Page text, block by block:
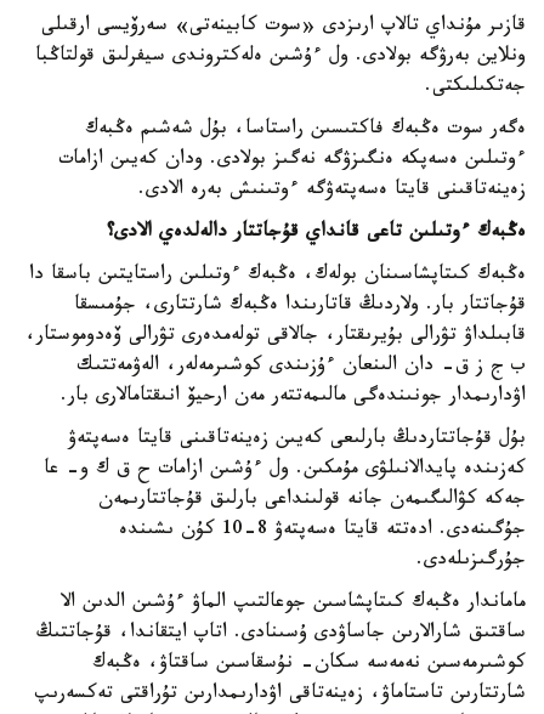
قازىر مۇنداي تالاپ ارىزدى «سوت كابينەتى» سەرۆيسى ارقىلى
ونلاين بەرۋگە بولادى. ول ءۇشىن ەلەكتروندى سيفرلىق قولتاڭبا
جەتكىلىكتى.
ەگەر سوت ەڭبەك فاكتىسىن راستاسا، بۇل شەشىم ەڭبەك
ءوتىلىن ەسەپكە ەنگىزۋگە نەگىز بولادى. ودان كەيىن ازامات
زەينەتاقىنى قايتا ەسەپتەۋگە ءوتىنىش بەرە الادى.
ەڭبەك ءوتىلىن تاعى قانداي قۇجاتتار دالەلدەي الادى؟
ەڭبەك كىتاپشاسىنان بولەك، ەڭبەك ءوتىلىن راستايتىن باسقا دا
قۇجاتتار بار. ولاردىڭ قاتارىندا ەڭبەك شارتتارى، جۇمىسقا
قابىلداۋ تۋرالى بۇيرىقتار، جالاقى تولەمدەرى تۋرالى ۆەدوموستار،
ب ج ز ق- دان الىنعان ءۇزىندى كوشىرمەلەر، الەۋمەتتىك
اۋدارىمدار جونىندەگى مالىمەتتەر مەن ارحيۆ انىقتامالارى بار.
بۇل قۇجاتتاردىڭ بارلىعى كەيىن زەينەتاقىنى قايتا ەسەپتەۋ
كەزىندە پايدالانىلۋى مۇمكىن. ول ءۇشىن ازامات ح ق ك و- عا
جەكە كۋالىگىمەن جانە قولىنداعى بارلىق قۇجاتتارىمەن
جۇگىنەدى. ادەتتە قايتا ەسەپتەۋ 8-10 كۇن ىشىندە
جۇرگىزىلەدى.
ماماندار ەڭبەك كىتاپشاسىن جوعالتىپ الماۋ ءۇشىن الدىن الا
ساقتىق شارالارىن جاساۋدى ۇسىنادى. اتاپ ايتقاندا، قۇجاتتىڭ
كوشىرمەسىن نەمەسە سكان- نۇسقاسىن ساقتاۋ، ەڭبەك
شارتتارىن تاستاماۋ، زەينەتاقى اۋدارىمدارىن تۇراقتى تەكسەرىپ